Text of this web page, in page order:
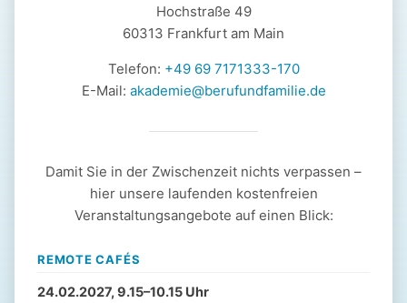
Hochstraße 49
60313 Frankfurt am Main
Telefon: +49 69 7171333-170
E-Mail: akademie@berufundfamilie.de
Damit Sie in der Zwischenzeit nichts verpassen –
hier unsere laufenden kostenfreien
Veranstaltungsangebote auf einen Blick:
REMOTE CAFÉS
24.02.2027, 9.15–10.15 Uhr